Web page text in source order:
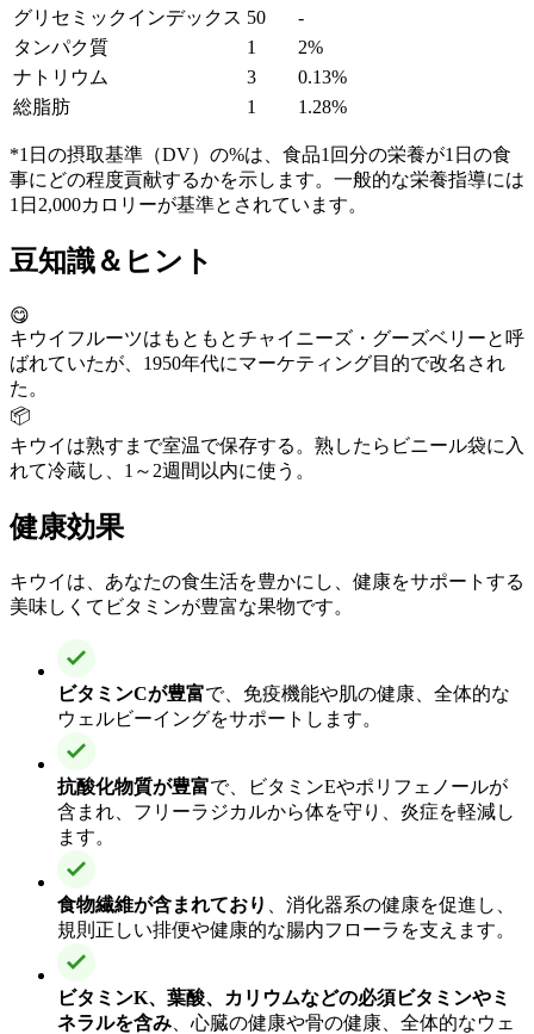
グリセミックインデックス 50
-
タンパク質
1
2%
ナトリウム
3
0.13%
総脂肪
1 1.28%
*1日の摂取基準（DV）の%は、食品1回分の栄養が1日の食
事にどの程度貢献するかを示します。一般的な栄養指導には
1日2,000カロリーが基準とされています。
豆知識＆ヒント
😋
キウイフルーツはもともとチャイニーズ・グーズベリーと呼
ばれていたが、1950年代にマーケティング目的で改名され
た。
📦
キウイは熟すまで室温で保存する。熟したらビニール袋に入
れて冷蔵し、1～2週間以内に使う。
健康効果
キウイは、あなたの食生活を豊かにし、健康をサポートする
美味しくてビタミンが豊富な果物です。
ビタミンCが豊富で、免疫機能や肌の健康、全体的な
ウェルビーイングをサポートします。
抗酸化物質が豊富で、ビタミンEやポリフェノールが
含まれ、フリーラジカルから体を守り、炎症を軽減し
ます。
食物繊維が含まれており
、消化器系の健康を促進し、
規則正しい排便や健康的な腸内フローラを支えます。
ビタミンK、葉酸、カリウムなどの必須ビタミンやミ
ネラルを含み 、心臓の健康や骨の健康、全体的なウェ